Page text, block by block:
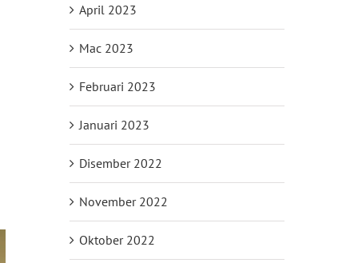
April 2023
Mac 2023
Februari 2023
Januari 2023
Disember 2022
November 2022
Oktober 2022